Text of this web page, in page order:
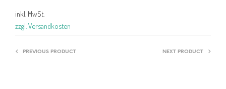
inkl. MwSt.
zzgl. Versandkosten
PREVIOUS PRODUCT NEXT PRODUCT